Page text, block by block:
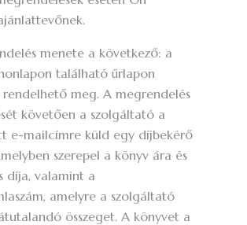
menete a következő: a
található űrlapon
rendelhető meg. A megrendelés
követően a szolgáltató a
e-mailcímre küld egy díjbekérő
szerepel a könyv ára és
díja, valamint a
amelyre a szolgáltató
összeget. A könyvet a